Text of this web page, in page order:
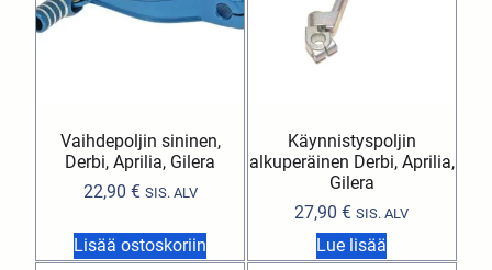
Vaihdepoljin sininen,
Derbi, Aprilia, Gilera
22,90 € SIS. ALV
Lisää ostoskoriin
Käynnistyspoljin
alkuperäinen Derbi, Aprilia,
Gilera
27,90€ SIS. ALV
Lue lisää